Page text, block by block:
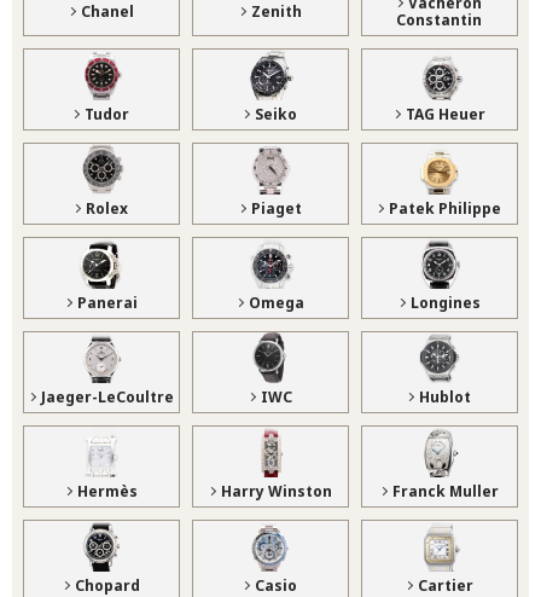
Chanel Zenith
Constantin
Tudor Seiko TAG Heuer
Rolex Piaget Patek Philippe
Panerai Omega Longines
Jaeger-LeCoultre IWC Hublot
Hermès Harry Winston Franck Muller
Chopard Casio Cartier